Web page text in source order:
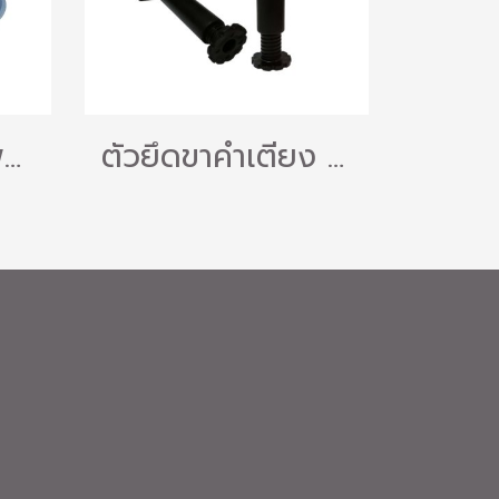
ลูกกลิ้งมุ้งลวดพลาสติกแบบ 3in1 ลูกกลิ้งกดมุ้งลวด มาพร้อมฟังชั่นการใช้งานที่ง่ายเหมาะกับมือใหม่ แพ็ค 1 ชิ้น ตัวยึดขาค้ำเตียง สำหรับรับเตียง ฐานรับเตียงนอน